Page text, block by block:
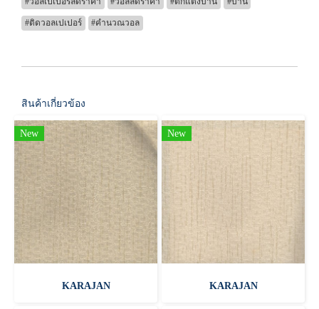
#ติดวอลเปเปอร์ #คำนวณวอล
สินค้าเกี่ยวข้อง
New
KARAJAN
New
KARAJAN